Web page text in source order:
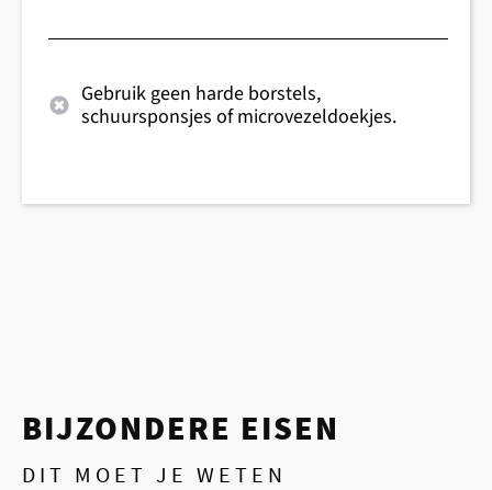
Gebruik geen harde borstels,
schuursponsjes of microvezeldoekjes.
BIJZONDERE EISEN
DIT MOET JE WETEN